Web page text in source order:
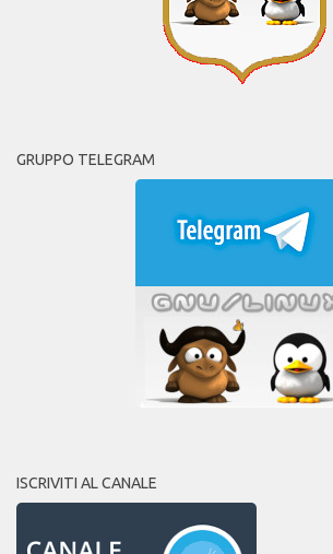
GRUPPO TELEGRAM
ISCRIVITI AL CANALE